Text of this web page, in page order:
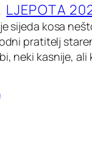
LJEPOTA
sijeda kosa
pratitelj
neki kasnije,